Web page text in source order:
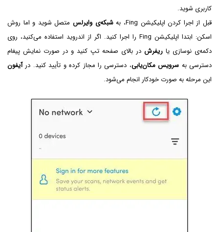
کاربری شوید.
قبل از اجرا کردن اپلیکیشن Fing، به
شبکه‌ی وایرلسمتصل شوید و اما روش
اسکن: ابتدا اپلیکیشن Fing را اجرا کنید. اگر از اندروید استفاده می‌کنید، روی
دکمه‌ی نوسازی یا ریفرش در بالای صفحه تپ کنید و در صورت نمایش پیغام
دسترسی به سرویس مکان‌یابی، دسترسی را مجاز کرده و تأیید کنید. درآیفون
این مرحله به صورت خودکار انجام می‌شود.